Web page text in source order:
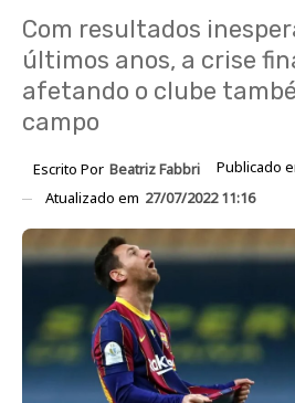
Com resultados
últimos anos, a crise
afetando o clube
campo
Escrito Por Beatriz Fabbri Publicado
Atualizado em 27/07/2022 11:16